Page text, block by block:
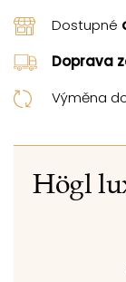
Dostupné
Doprava
Výměna
Högl